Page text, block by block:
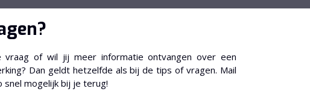
vraag of wil jij meer informatie ontvangen over een
Dan geldt hetzelfde als bij de tips of vragen. Mail
snel mogelijk bij je terug!